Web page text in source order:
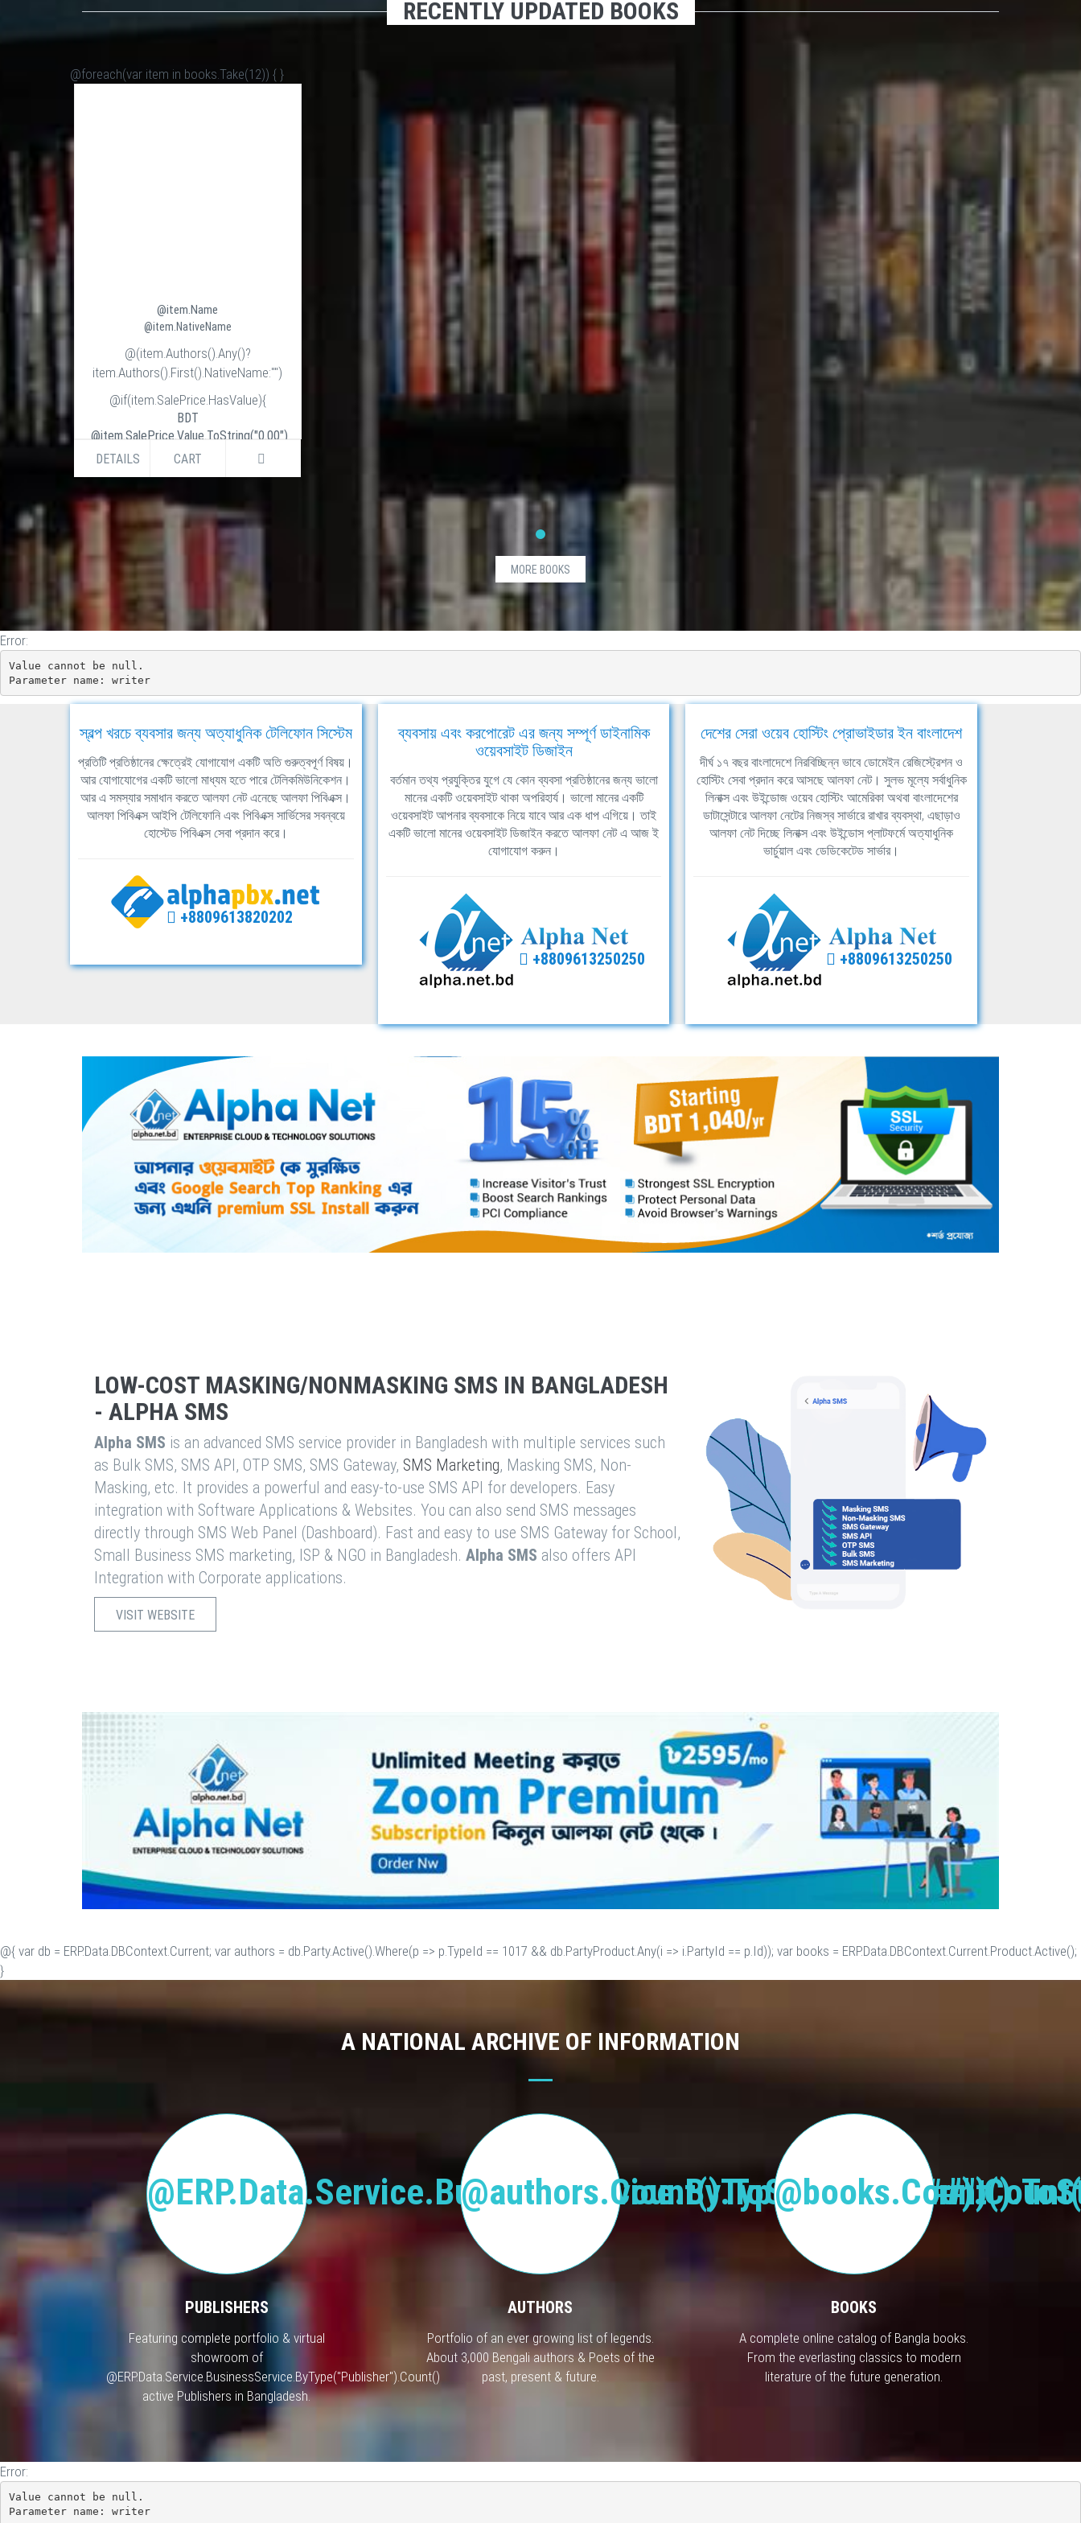
RECENTLY UPDATED BOOKS
@foreach(var item in books.Take(12)) { }
@item.Name
@item.NativeName
@(item.Authors().Any()?
item.Authors().First().NativeName:"")
@if(item.SalePrice.HasValue){
BDT
@item.SalePrice.Value.ToString("0.00")
BDT
}else if (item.ListPrice.HasValue) {
BDT
@item.ListPrice.Value.ToString("0.00")
DETAILS CART
MORE BOOKS
Error:
Value cannot be null.
Parameter name: writer
স্বল্প খরচে ব্যবসার জন্য অত্যাধুনিক টেলিফোন সিস্টেম
প্রতিটি প্রতিষ্ঠানের ক্ষেত্রেই যোগাযোগ একটি অতি গুরুত্বপূর্ণ বিষয়।
আর যোগাযোগের একটি ভালো মাধ্যম হতে পারে টেলিকমিউনিকেশন।
আর এ সমস্যার সমাধান করতে আলফা নেট এনেছে আলফা পিবিএক্স।
আলফা পিবিএক্স আইপি টেলিফোনি এবং পিবিএক্স সার্ভিসের সবন্বয়ে
হোস্টেড পিবিএক্স সেবা প্রদান করে।
+8809613820202
ব্যবসায় এবং করপোরেট এর জন্য সম্পূর্ণ ডাইনামিক
ওয়েবসাইট ডিজাইন
বর্তমান তথ্য প্রযুক্তির যুগে যে কোন ব্যবসা প্রতিষ্ঠানের জন্য ভালো
মানের একটি ওয়েবসাইট থাকা অপরিহার্য। ভালো মানের একটি
ওয়েবসাইট আপনার ব্যবসাকে নিয়ে যাবে আর এক ধাপ এগিয়ে। তাই
একটি ভালো মানের ওয়েবসাইট ডিজাইন করতে আলফা নেট এ আজ ই
যোগাযোগ করুন।
+8809613250250
দেশের সেরা ওয়েব হোস্টিং প্রোভাইডার ইন বাংলাদেশ
দীর্ঘ ১৭ বছর বাংলাদেশে নিরবিচ্ছিন্ন ভাবে ডোমেইন রেজিস্ট্রেশন ও
হোস্টিং সেবা প্রদান করে আসছে আলফা নেট। সুলভ মূল্যে সর্বাধুনিক
লিনাক্স এবং উইন্ডোজ ওয়েব হোস্টিং আমেরিকা অথবা বাংলাদেশের
ডাটাসেন্টারে আলফা নেটের নিজস্ব সার্ভারে রাখার ব্যবস্থা, এছাড়াও
আলফা নেট দিচ্ছে লিনাক্স এবং উইন্ডোস প্লাটফর্মে অত্যাধুনিক
ভার্চুয়াল এবং ডেডিকেটেড সার্ভার।
+8809613250250
LOW-COST MASKING/NONMASKING SMS IN BANGLADESH
- ALPHA SMS
Alpha SMS is an advanced SMS service provider in Bangladesh with multiple services such
as Bulk SMS, SMS API, OTP SMS, SMS Gateway, SMS Marketing, Masking SMS, Non-
Masking, etc. It provides a powerful and easy-to-use SMS API for developers. Easy
integration with Software Applications & Websites. You can also send SMS messages
directly through SMS Web Panel (Dashboard). Fast and easy to use SMS Gateway for School,
Small Business SMS marketing, ISP & NGO in Bangladesh. Alpha SMS also offers API
Integration with Corporate applications.
VISIT WEBSITE
@{ var db = ERP.Data.DBContext.Current; var authors = db.Party.Active().Where(p => p.TypeId == 1017 && db.PartyProduct.Any(i => i.PartyId == p.Id)); var books = ERP.Data.DBContext.Current.Product.Active();
}
A NATIONAL ARCHIVE OF INFORMATION
PUBLISHERS
Featuring complete portfolio & virtual
showroom of
@ERP.Data.Service.BusinessService.ByType("Publisher").Count()
active Publishers in Bangladesh.
@authors.Count().ToString("#,###")
AUTHORS
Portfolio of an ever growing list of legends.
About 3,000 Bengali authors & Poets of the
past, present & future.
BOOKS
A complete online catalog of Bangla books.
From the everlasting classics to modern
literature of the future generation.
Error:
Value cannot be null.
Parameter name: writer